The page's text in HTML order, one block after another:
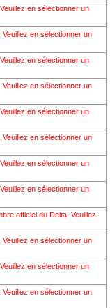
en sélectionner un
Veuillez en sélectionner un
en sélectionner un
Veuillez en sélectionner un
en sélectionner un
Veuillez en sélectionner un
en sélectionner un
en sélectionner un
officiel du Delta. Veuillez
Veuillez en sélectionner un
en sélectionner un
Veuillez en sélectionner un